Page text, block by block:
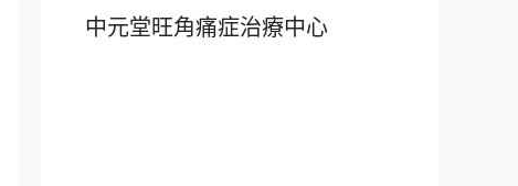
中元堂旺角痛症治療中心